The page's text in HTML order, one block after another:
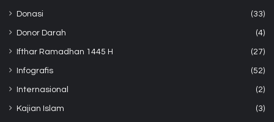
Donasi (33)
Donor Darah (4)
Ifthar Ramadhan 1445 H (27)
Infografis (52)
Internasional (2)
Kajian Islam (3)